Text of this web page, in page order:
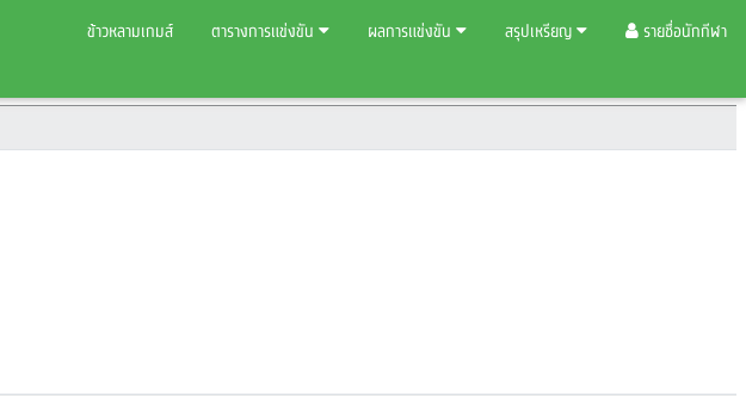
ข้าวหลามเกมส์ ตารางการแข่งขัน ผลการแข่งขัน สรุปเหรียญ รายชื่อนักกีฬา